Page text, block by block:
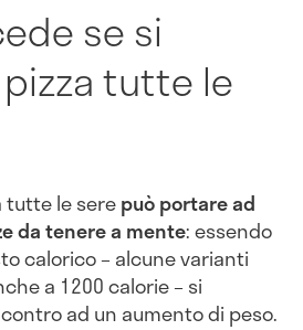
se si
tutte le
tutte le serepuò portare ad
da tenere a mente: essendo
calorico – alcune varianti
a 1200 calorie – si
ad un aumento di peso.